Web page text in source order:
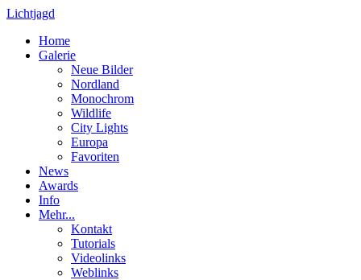
Lichtjagd
Home
Galerie
Neue Bilder
Nordland
Monochrom
Wildlife
City Lights
Europa
Favoriten
News
Awards
Info
Mehr...
Kontakt
Tutorials
Videolinks
Weblinks